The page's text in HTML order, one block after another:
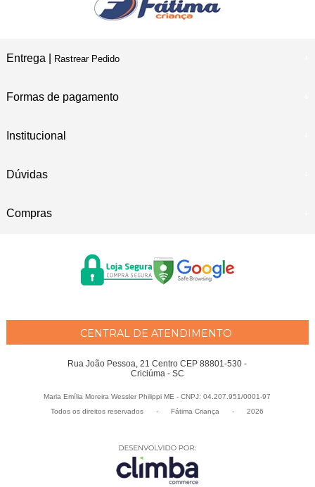
Entrega | Rastrear Pedido
Formas de pagamento
Institucional
Dúvidas
Compras
CENTRAL DE ATENDIMENTO
Rua João Pessoa, 21 Centro CEP 88801-530 -
Criciúma - SC
Maria Emília Moreira Wessler Philippi ME - CNPJ: 04.207.951/0001-97
Todos os direitos reservados
- Fátima Criança - 2026